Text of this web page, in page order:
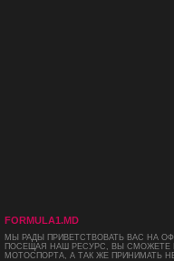
FORMULA1.MD
МЫ РАДЫ ПРИВЕТСТВОВАТЬ ВАС НА
ПОСЕЩАЯ НАШ РЕСУРС, ВЫ СМОЖЕТЕ
МОТОСПОРТА, А ТАК ЖЕ ПРИНИМАТЬ